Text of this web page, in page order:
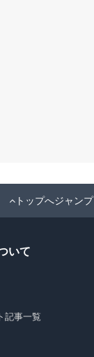
トップへジャンプ
いて
記事一覧